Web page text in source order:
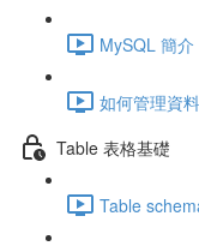
MySQL 簡
如何管理資
Table 表格基礎
Table